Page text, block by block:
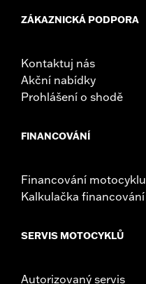
ZÁKAZNICKÁ PODPORA
Kontaktuj nás
Akční nabídky
Prohlášení o shodě
FINANCOVÁNÍ
Financování motocyklu
Kalkulačka financování
SERVIS MOTOCYKLŮ
Autorizovaný servis